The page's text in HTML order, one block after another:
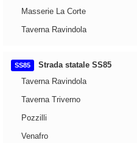
Masserie La Corte
Taverna Ravindola
SS85
Strada statale SS85
Taverna Ravindola
Taverna Triverno
Pozzilli
Venafro